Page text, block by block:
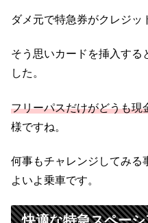
ダメ元で特急券がクレジッ
そう思いカードを挿入する
した。
フリーパスだけがどうも現
様ですね。
何事もチャレンジしてみる
よいよ乗車です。